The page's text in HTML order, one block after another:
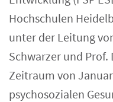
Hochschulen
unter der Leitung
Schwarzer und Prof.
Zeitraum von
psychosozialen